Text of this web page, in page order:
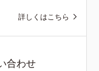
詳しくはこちら
合わせ